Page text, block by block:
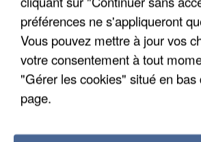
préférences ne s'appliqueront
Vous pouvez mettre à jour vos
votre consentement à tout
"Gérer les cookies" situé en bas
page.